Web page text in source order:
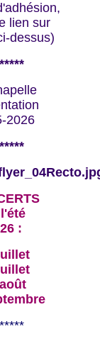
lien sur
dessus)
2026
: